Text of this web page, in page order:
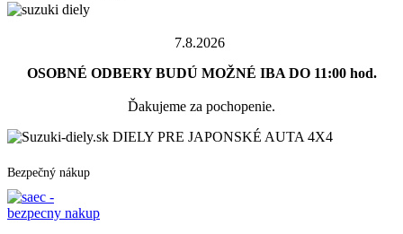
7.8.2026
OSOBNÉ ODBERY BUDÚ MOŽNÉ IBA DO 11:00 hod.
Ďakujeme za pochopenie.
DIELY PRE JAPONSKÉ AUTA 4X4
Bezpečný nákup